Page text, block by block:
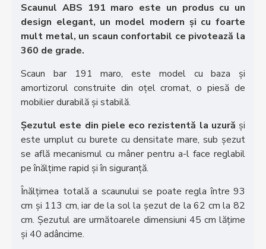
Scaunul ABS 191 maro este un produs cu un
design elegant, un model modern și cu foarte
mult metal, un scaun confortabil ce pivotează la
360 de grade.
Scaun bar 191 maro, este model cu baza și
amortizorul construite din oțel cromat, o piesă de
mobilier durabilă și stabilă.
Șezutul este din piele eco rezistentă la uzură și
este umplut cu burete cu densitate mare, sub șezut
se află mecanismul cu mâner pentru a-l face reglabil
pe înălțime rapid și în siguranță.
Înălțimea totală a scaunului se poate regla între 93
cm și 113 cm, iar de la sol la șezut de la 62 cm la 82
cm. Șezutul are următoarele dimensiuni 45 cm lățime
și 40 adâncime.